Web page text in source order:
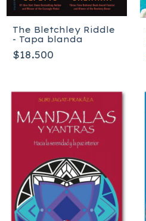
The Bletchley Riddle
- Tapa blanda
$18.500